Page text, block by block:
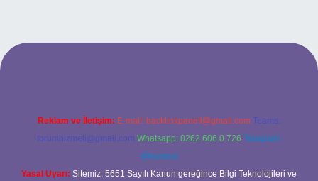
Reklam ve İletişim: E-mail: backlinkpaneli@gmail.com Teams:
forumhizmeti@gmail.com Whatsapp: 0262 606 0 726 Telegram:
@karabul
Yasal Uyarı: Sitemiz, 5651 Sayılı Kanun gereğince Bilgi Teknolojileri ve